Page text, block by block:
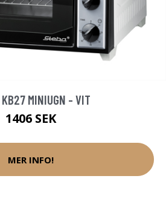
KB27 MINIUGN - VIT
1406 SEK
MER INFO!